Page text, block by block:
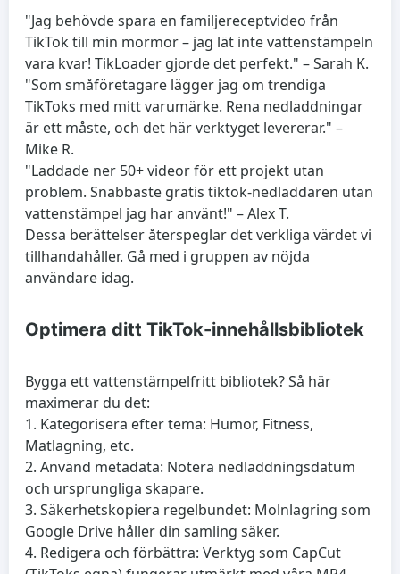
"Jag behövde spara en familjereceptvideo från
TikTok till min mormor – jag lät inte vattenstämpeln
vara kvar! TikLoader gjorde det perfekt." – Sarah K.
"Som småföretagare lägger jag om trendiga
TikToks med mitt varumärke. Rena nedladdningar
är ett måste, och det här verktyget levererar." –
Mike R.
"Laddade ner 50+ videor för ett projekt utan
problem. Snabbaste gratis tiktok-nedladdaren utan
vattenstämpel jag har använt!" – Alex T.
Dessa berättelser återspeglar det verkliga värdet vi
tillhandahåller. Gå med i gruppen av nöjda
användare idag.
Optimera ditt TikTok-innehållsbibliotek
Bygga ett vattenstämpelfritt bibliotek? Så här
maximerar du det:
1. Kategorisera efter tema: Humor, Fitness,
Matlagning, etc.
2. Använd metadata: Notera nedladdningsdatum
och ursprungliga skapare.
3. Säkerhetskopiera regelbundet: Molnlagring som
Google Drive håller din samling säker.
4. Redigera och förbättra: Verktyg som CapCut